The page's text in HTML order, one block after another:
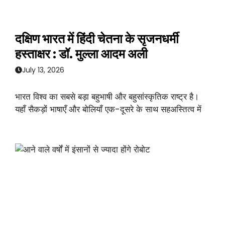
दक्षिण भारत में हिंदी चेतना के सृजनधर्मी
हस्ताक्षर : डॉ. मुल्ला आदम अली
July 13, 2026
भारत विश्व का सबसे बड़ा बहुभाषी और बहुसांस्कृतिक राष्ट्र है।
यहाँ सैकड़ों भाषाएँ और बोलियाँ एक-दूसरे के साथ सहअस्तित्व में